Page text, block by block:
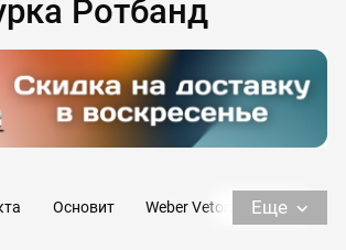
Ротбанд
Основит
Weber Vetonit
Еще